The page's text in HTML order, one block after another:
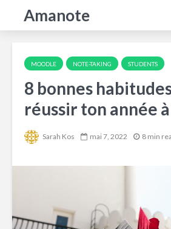
Amanote
MOODLE NOTE-TAKING STUDENTS
8 bonnes
réussir ton année
Sarah Kos mai 7, 2022 8 min